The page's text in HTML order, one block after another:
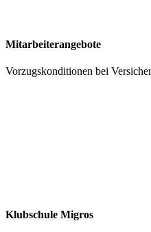
Mitarbeiterangebote
Vorzugskonditionen bei
Klubschule Migros